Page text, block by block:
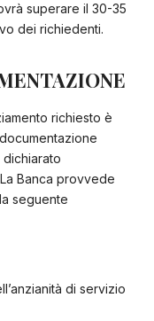
superare il 30-35
dei richiedenti.
richiesto è
Banca provvede
seguente
di servizio